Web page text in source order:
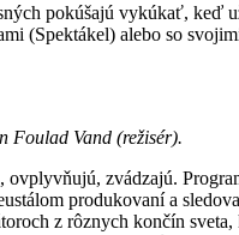
pokúšajú vykúkať,
(Spektákel) alebo so
Foulad Vand (režisér).
zvádzajú.
produkovaní a
z rôznych končín